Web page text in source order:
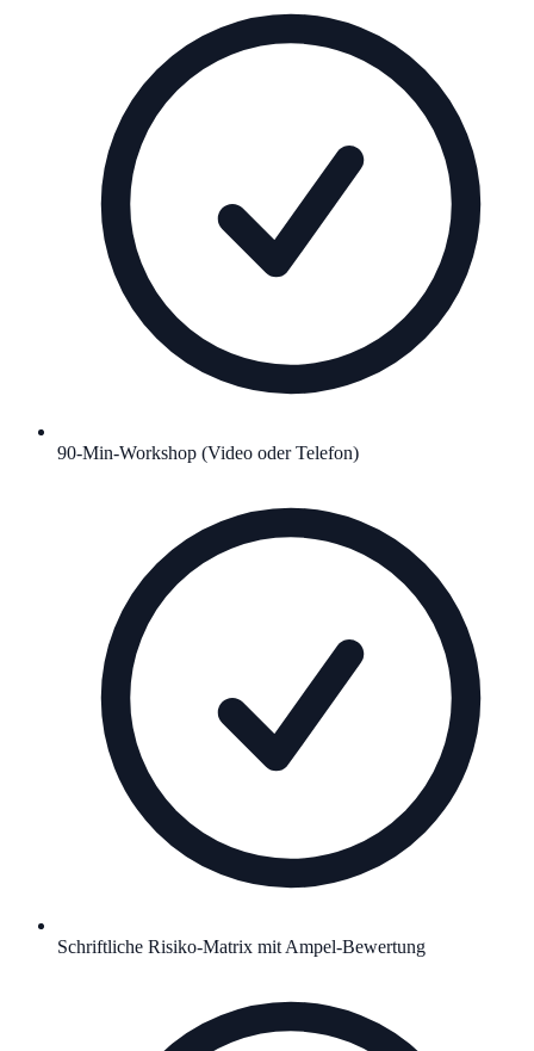
90-Min-Workshop (Video oder Telefon)
Schriftliche Risiko-Matrix mit Ampel-Bewertung